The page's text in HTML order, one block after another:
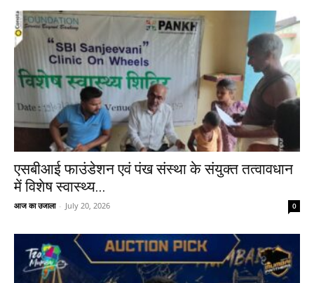
एसबीआई फाउंडेशन एवं पंख संस्था के संयुक्त तत्वावधान
में विशेष स्वास्थ्य...
आज का उजाला - July 20, 2026 0